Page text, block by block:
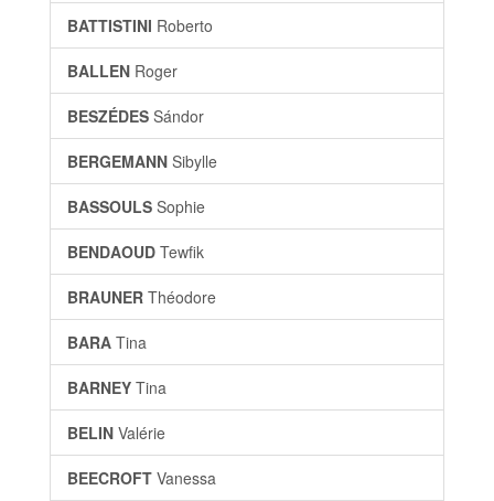
BATTISTINI Roberto
BALLEN Roger
BESZÉDES Sándor
BERGEMANN Sibylle
BASSOULS Sophie
BENDAOUD Tewfik
BRAUNER Théodore
BARA Tina
BARNEY Tina
BELIN Valérie
BEECROFT Vanessa